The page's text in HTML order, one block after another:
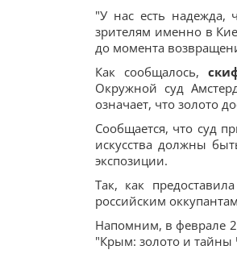
"У нас есть надежда,
зрителям именно в
до момента
Как сообщалось,
Окружной суд
означает, что золото
Сообщается, что суд
искусства должны
экспозиции.
Так, как
российским
Напомним, в феврале
"Крым: золото и тайны